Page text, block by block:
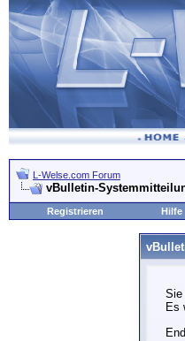
L-Welse.com Forum
vBulletin-
Registrieren Hilfe
Sie
Es